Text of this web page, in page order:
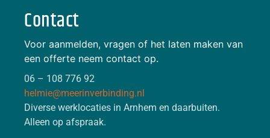
Contact
Voor aanmelden, vragen of het laten maken van
een offerte neem contact op.
06 – 108 776 92
helmie@meerinverbinding.nl
Diverse werklocaties in Arnhem en daarbuiten.
Alleen op afspraak.